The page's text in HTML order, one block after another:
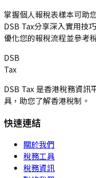
掌握個人報稅表樣本可助
DSB Tax分享深入實用技
優化您的報稅流程並參考
DSB
Tax
DSB Tax 是香港稅務資訊
具，助您了解香港稅制。
快速連結
關於我們
稅務工具
稅務資訊